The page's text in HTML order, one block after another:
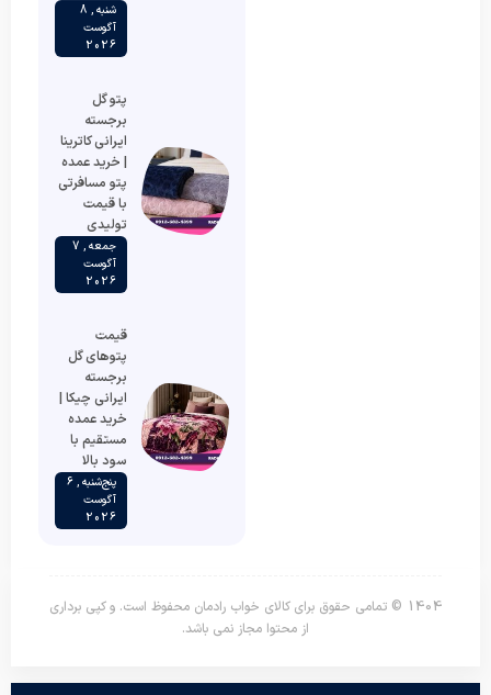
شنبه , 8
آگوست
2026
پتو گل
برجسته
ایرانی کاترینا
| خرید عمده
پتو مسافرتی
با قیمت
تولیدی
جمعه , 7
آگوست
2026
قیمت
پتوهای گل
برجسته
ایرانی چیکا |
خرید عمده
مستقیم با
سود بالا
پنج‌شنبه , 6
آگوست
2026
1404 © تمامی حقوق برای کالای خواب رادمان محفوظ است. و کپی برداری
از محتوا مجاز نمی باشد.